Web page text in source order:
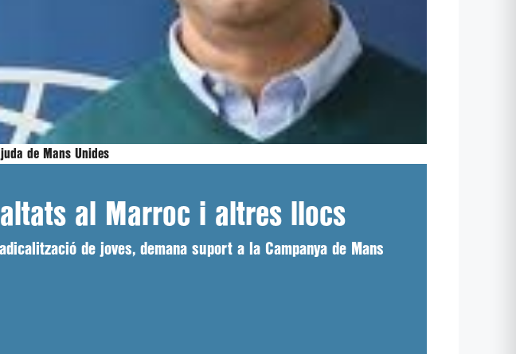
de Mans Unides
al Marroc i altres llocs
de joves, demana suport a la Campanya de Mans